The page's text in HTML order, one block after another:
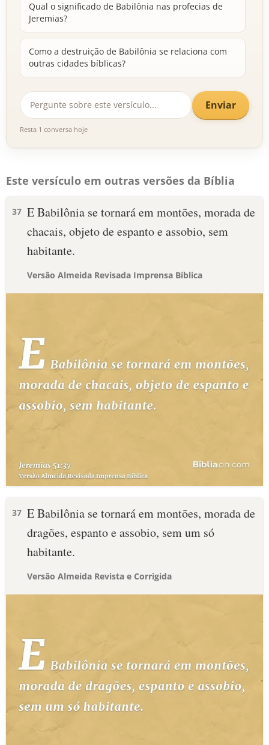
Qual o significado de Babilônia nas profecias de
Jeremias?
Como a destruição de Babilônia se relaciona com
outras cidades bíblicas?
Enviar
Resta 1 conversa hoje
Este versículo em outras versões da Bíblia
37 E Babilônia se tornará em montões, morada de
chacais, objeto de espanto e assobio, sem
habitante.
Versão Almeida Revisada Imprensa Bíblica
37 E Babilônia se tornará em montões, morada de
dragões, espanto e assobio, sem um só
habitante.
Versão Almeida Revista e Corrigida